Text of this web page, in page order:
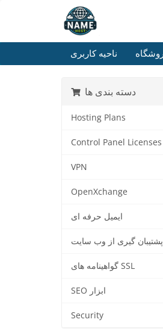
ناحیه کاربری
دسته بندی ها
Hosting Plans
Control Panel Licenses
VPN
OpenXchange
ایمیل حرفه ای
پشتیبان گیری از وب سایت
گواهینامه های SSL
SEO ابزار
Security